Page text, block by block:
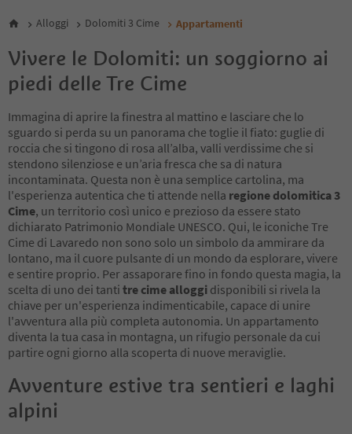
Alloggi Dolomiti 3 Cime Appartamenti
Vivere le Dolomiti: un soggiorno ai
piedi delle Tre Cime
Immagina di aprire la finestra al mattino e lasciare che lo
sguardo si perda su un panorama che toglie il fiato: guglie di
roccia che si tingono di rosa all’alba, valli verdissime che si
stendono silenziose e un’aria fresca che sa di natura
incontaminata. Questa non è una semplice cartolina, ma
l'esperienza autentica che ti attende nella regione dolomitica 3
Cime, un territorio così unico e prezioso da essere stato
dichiarato Patrimonio Mondiale UNESCO. Qui, le iconiche Tre
Cime di Lavaredo non sono solo un simbolo da ammirare da
lontano, ma il cuore pulsante di un mondo da esplorare, vivere
e sentire proprio. Per assaporare fino in fondo questa magia, la
scelta di uno dei tanti tre cime alloggi disponibili si rivela la
chiave per un'esperienza indimenticabile, capace di unire
l'avventura alla più completa autonomia. Un appartamento
diventa la tua casa in montagna, un rifugio personale da cui
partire ogni giorno alla scoperta di nuove meraviglie.
Avventure estive tra sentieri e laghi
alpini